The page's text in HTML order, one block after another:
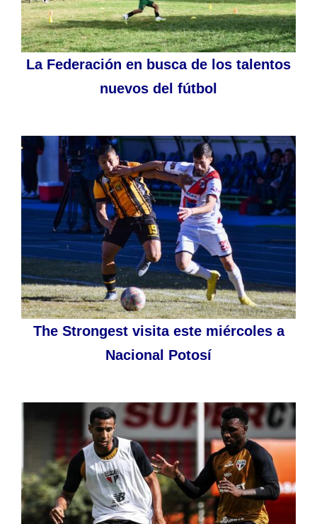
La Federación en busca de los talentos
nuevos del fútbol
The Strongest visita este miércoles a
Nacional Potosí